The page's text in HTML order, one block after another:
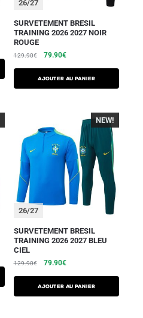
26/27
SURVETEMENT BRESIL
TRAINING 2026 2027 NOIR
ROUGE
129.90€ 79.90€
AJOUTER AU PANIER
26/27
NEW!
SURVETEMENT BRESIL
TRAINING 2026 2027 BLEU
CIEL
129.90€ 79.90€
AJOUTER AU PANIER